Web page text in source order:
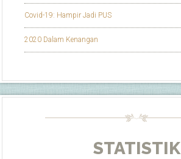
Covid-19: Hampir Jadi PUS
2020 Dalam Kenangan
STATISTIK